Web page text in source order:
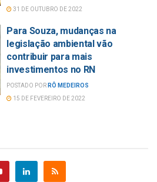
31 DE OUTUBRO DE 2022
Para Souza, mudanças na
legislação ambiental vão
contribuir para mais
investimentos no RN
POSTADO POR RÔ MEDEIROS
15 DE FEVEREIRO DE 2022